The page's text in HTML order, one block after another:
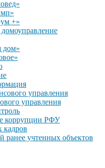
+»
управления
управления
коррупции РФУ
кадров
ранее учтенных объектов